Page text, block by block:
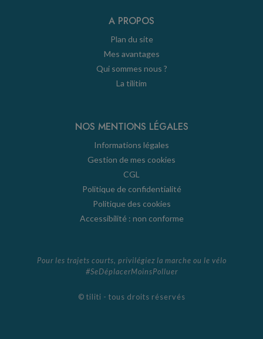
A PROPOS
Plan du site
Mes avantages
Qui sommes nous ?
La tilitim
NOS MENTIONS LÉGALES
Informations légales
Gestion de mes cookies
CGL
Politique de confidentialité
Politique des cookies
Accessibilité : non conforme
Pour les trajets courts, privilégiez la marche ou le vélo
#SeDéplacerMoinsPolluer
© tiliti - tous droits réservés